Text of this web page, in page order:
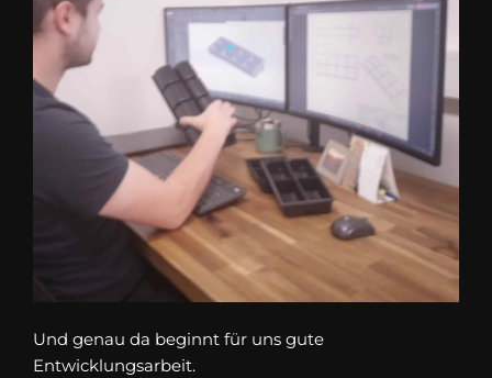
Und genau da beginnt für uns gute
Entwicklungsarbeit.